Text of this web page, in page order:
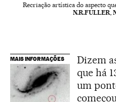
Recriação artística do aspecto
N.R.FULLER,
MAIS INFORMAÇÕES
Dizem
que há
um